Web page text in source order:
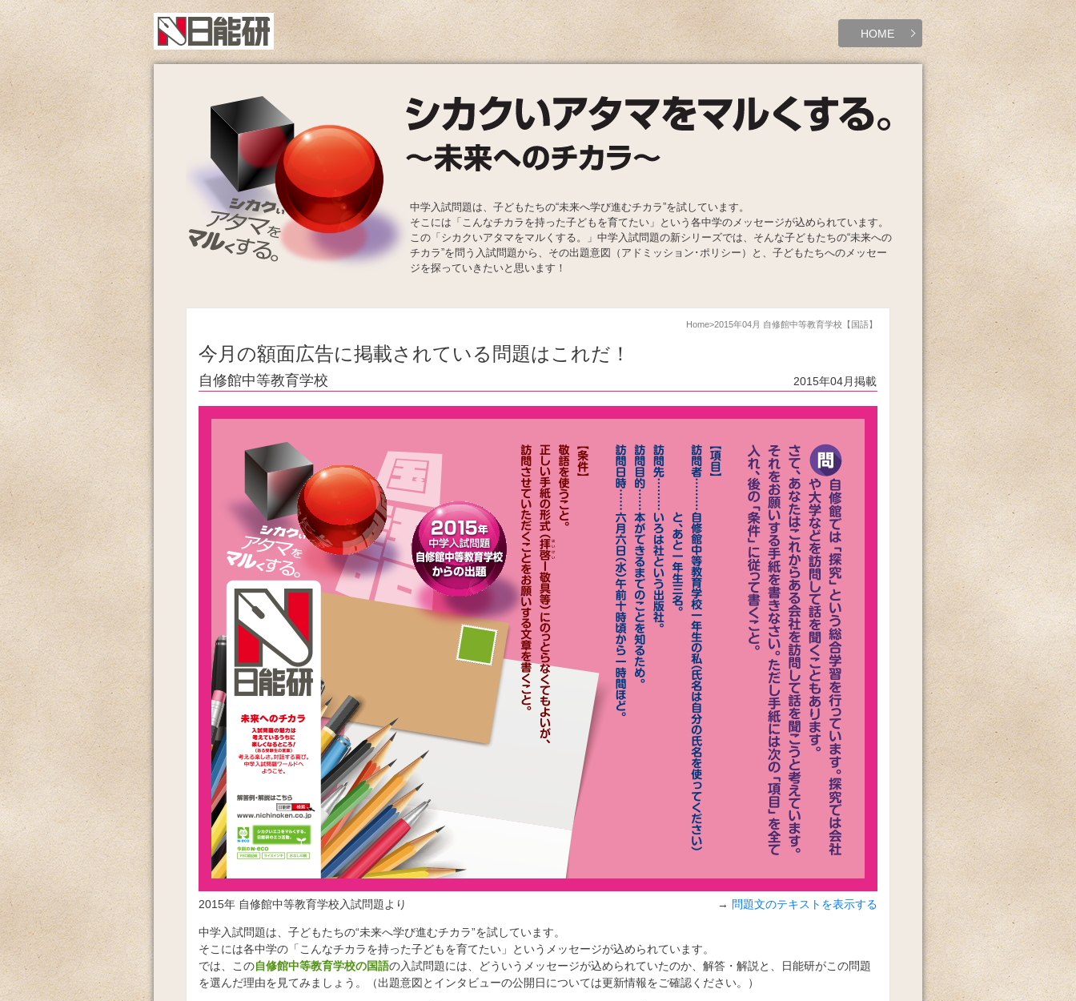
HOME
中学入試問題は、子どもたちの“未来へ学び進むチカラ”を試しています。
そこには「こんなチカラを持った子どもを育てたい」という各中学のメッセージが込められています。
この「シカクいアタマをマルくする。」中学入試問題の新シリーズでは、そんな子どもたちの“未来への
チカラ”を問う入試問題から、その出題意図（アドミッション･ポリシー）と、子どもたちへのメッセー
ジを探っていきたいと思います！
Home 2015年04月 自修館中等教育学校【国語】
今月の額面広告に掲載されている問題はこれだ！
自修館中等教育学校 2015年04月掲載
2015年 自修館中等教育学校入試問題より 問題文のテキストを表示する
中学入試問題は、子どもたちの“未来へ学び進むチカラ”を試しています。
そこには各中学の「こんなチカラを持った子どもを育てたい」というメッセージが込められています。
では、この自修館中等教育学校の国語の入試問題には、どういうメッセージが込められていたのか、解答・解説と、日能研がこの問題
を選んだ理由を見てみましょう。（出題意図とインタビューの公開日については更新情報をご確認ください。）